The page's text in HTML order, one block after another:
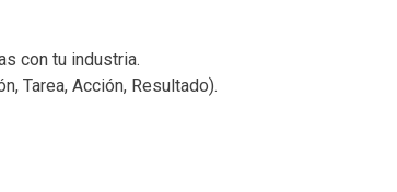
con tu industria.
Tarea, Acción, Resultado).